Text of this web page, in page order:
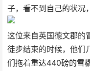
子，看不到自己的状况
这位来自英国德文郡的
徒步结束的时候，他们
们拖着重达440磅的雪